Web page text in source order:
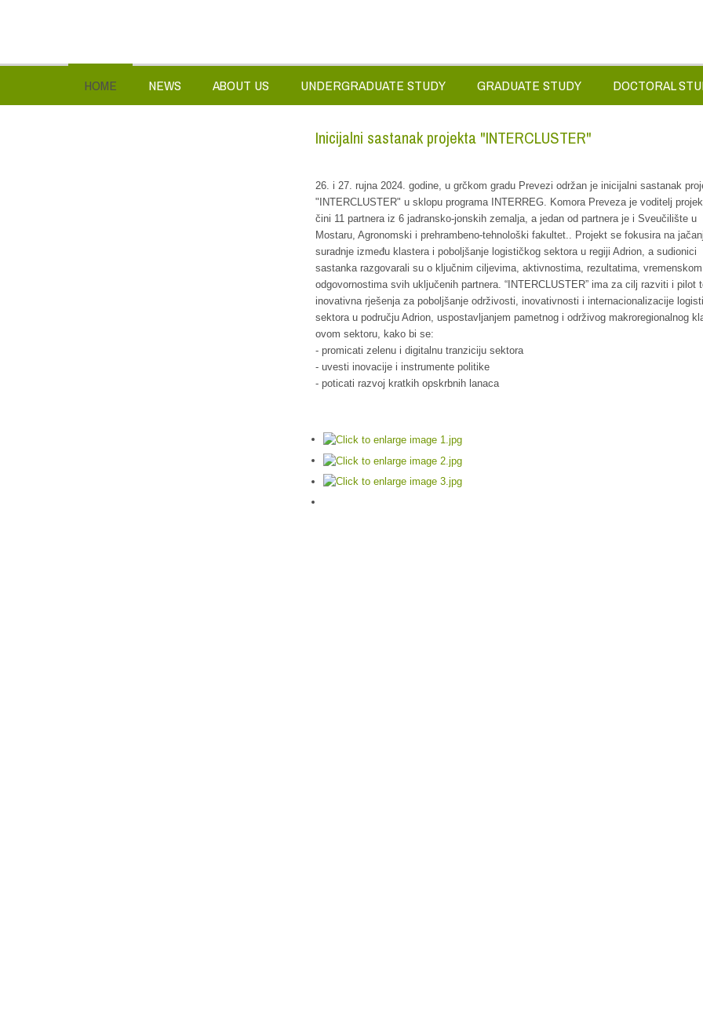
HOME NEWS ABOUT US UNDERGRADUATE STUDY GRADUATE STUDY DOCTORAL
Inicijalni sastanak projekta "INTERCLUSTER"
26. i 27. rujna 2024. godine, u grčkom gradu Prevezi održan je inicijalni sastanak
"INTERCLUSTER" u sklopu programa INTERREG. Komora Preveza je voditelj
čini 11 partnera iz 6 jadransko-jonskih zemalja, a jedan od partnera je i Sveučilište u
Mostaru, Agronomski i prehrambeno-tehnološki fakultet.. Projekt se fokusira na
suradnje između klastera i poboljšanje logističkog sektora u regiji Adrion, a sudionici
sastanka razgovarali su o ključnim ciljevima, aktivnostima, rezultatima,
odgovornostima svih uključenih partnera. “INTERCLUSTER” ima za cilj razviti i pilot
inovativna rješenja za poboljšanje održivosti, inovativnosti i internacionalizacije
sektora u području Adrion, uspostavljanjem pametnog i održivog makroregionalnog
ovom sektoru, kako bi se:
- promicati zelenu i digitalnu tranziciju sektora
- uvesti inovacije i instrumente politike
- poticati razvoj kratkih opskrbnih lanaca